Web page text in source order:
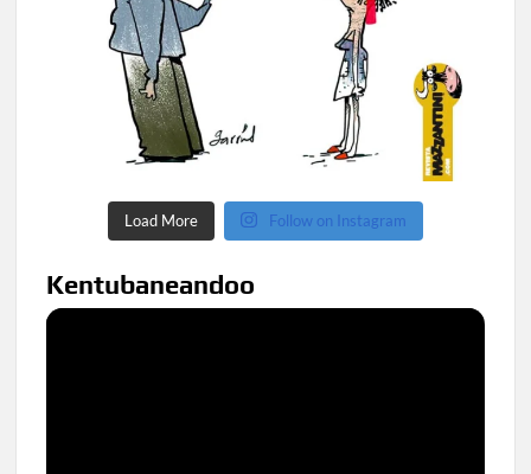
Load More Follow on Instagram
Kentubaneandoo